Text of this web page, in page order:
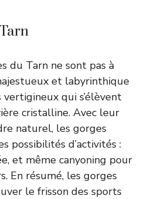
du Tarn ne sont pas à
et labyrinthique
qui s’élèvent
cristalline. Avec leur
naturel, les gorges
possibilités d’activités :
et même canyoning pour
En résumé, les gorges
le frisson des sports